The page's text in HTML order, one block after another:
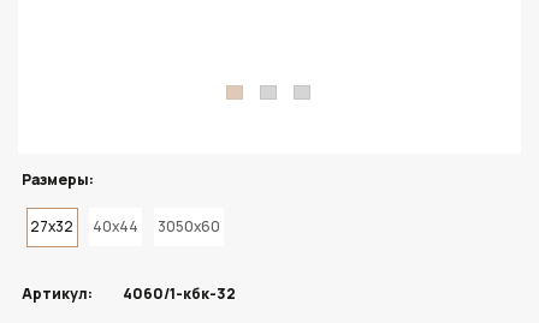
Размеры:
27x32 40x44 3050x60
Артикул: 4060/1-кбк-32